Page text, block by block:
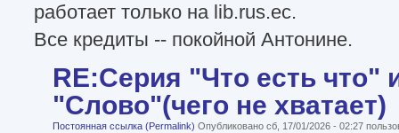
работает только на lib.rus.ec.
Все кредиты -- покойной Антонине.
RE:Серия "Что есть что"
"Слово"(чего не хватает)
Постоянная ссылка (Permalink) Опубликовано сб, 17/01/2026 - 02:27